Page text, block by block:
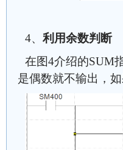
4、 利用余数判断
在图4介绍的SUM
是偶数就不输出，